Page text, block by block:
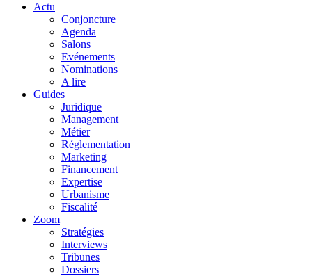
Actu
Conjoncture
Agenda
Salons
Evénements
Nominations
A lire
Guides
Juridique
Management
Métier
Réglementation
Marketing
Financement
Expertise
Urbanisme
Fiscalité
Zoom
Stratégies
Interviews
Tribunes
Dossiers